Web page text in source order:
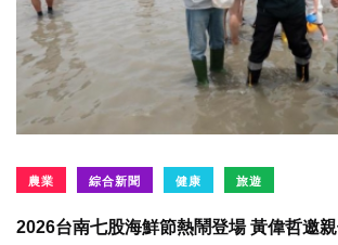
農業 綜合新聞 健康 旅遊
2026台南七股海鮮節熱鬧登場 黃偉哲邀親